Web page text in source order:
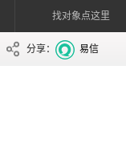
找对象点这里
分享： 易信